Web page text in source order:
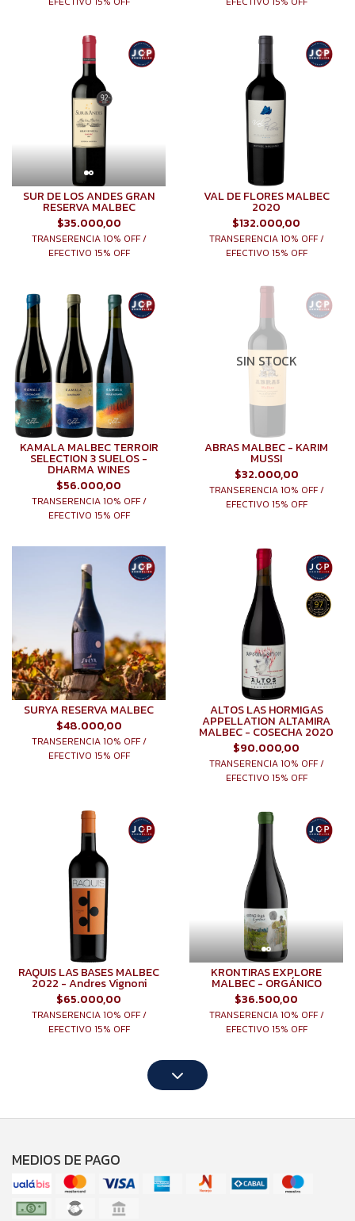
SUR DE LOS ANDES GRAN
RESERVA MALBEC
$35.000,00
TRANSERENCIA 10% OFF /
EFECTIVO 15% OFF
VAL DE FLORES MALBEC
2020
$132.000,00
TRANSERENCIA 10% OFF /
EFECTIVO 15% OFF
KAMALA MALBEC TERROIR
SELECTION 3 SUELOS -
DHARMA WINES
$56.000,00
TRANSERENCIA 10% OFF /
EFECTIVO 15% OFF
SIN STOCK
ABRAS MALBEC - KARIM
MUSSI
$32.000,00
TRANSERENCIA 10% OFF /
EFECTIVO 15% OFF
SURYA RESERVA MALBEC
$48.000,00
TRANSERENCIA 10% OFF /
EFECTIVO 15% OFF
ALTOS LAS HORMIGAS
APPELLATION ALTAMIRA
MALBEC - COSECHA 2020
$90.000,00
TRANSERENCIA 10% OFF /
EFECTIVO 15% OFF
RAQUIS LAS BASES MALBEC
2022 - Andres Vignoni
$65.000,00
TRANSERENCIA 10% OFF /
EFECTIVO 15% OFF
KRONTIRAS EXPLORE
MALBEC - ORGÁNICO
$36.500,00
TRANSERENCIA 10% OFF /
EFECTIVO 15% OFF
MEDIOS DE PAGO